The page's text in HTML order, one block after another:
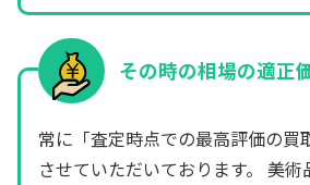
その時の相場の適正
常に「査定時点での最高評価の買
させていただいております。 美